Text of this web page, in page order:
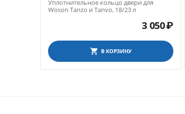
Уплотнительное кольцо двери для
Woson Tanzo и Tanvo, 18/23 л
3 050₽
В КОРЗИНУ